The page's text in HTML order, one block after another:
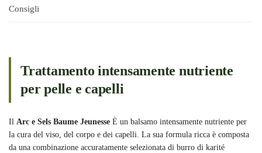
Consigli
Trattamento intensamente nutriente
per pelle e capelli
Il Arc e Sels Baume Jeunesse È un balsamo intensamente nutriente per
la cura del viso, del corpo e dei capelli. La sua formula ricca è composta
da una combinazione accuratamente selezionata di burro di karité